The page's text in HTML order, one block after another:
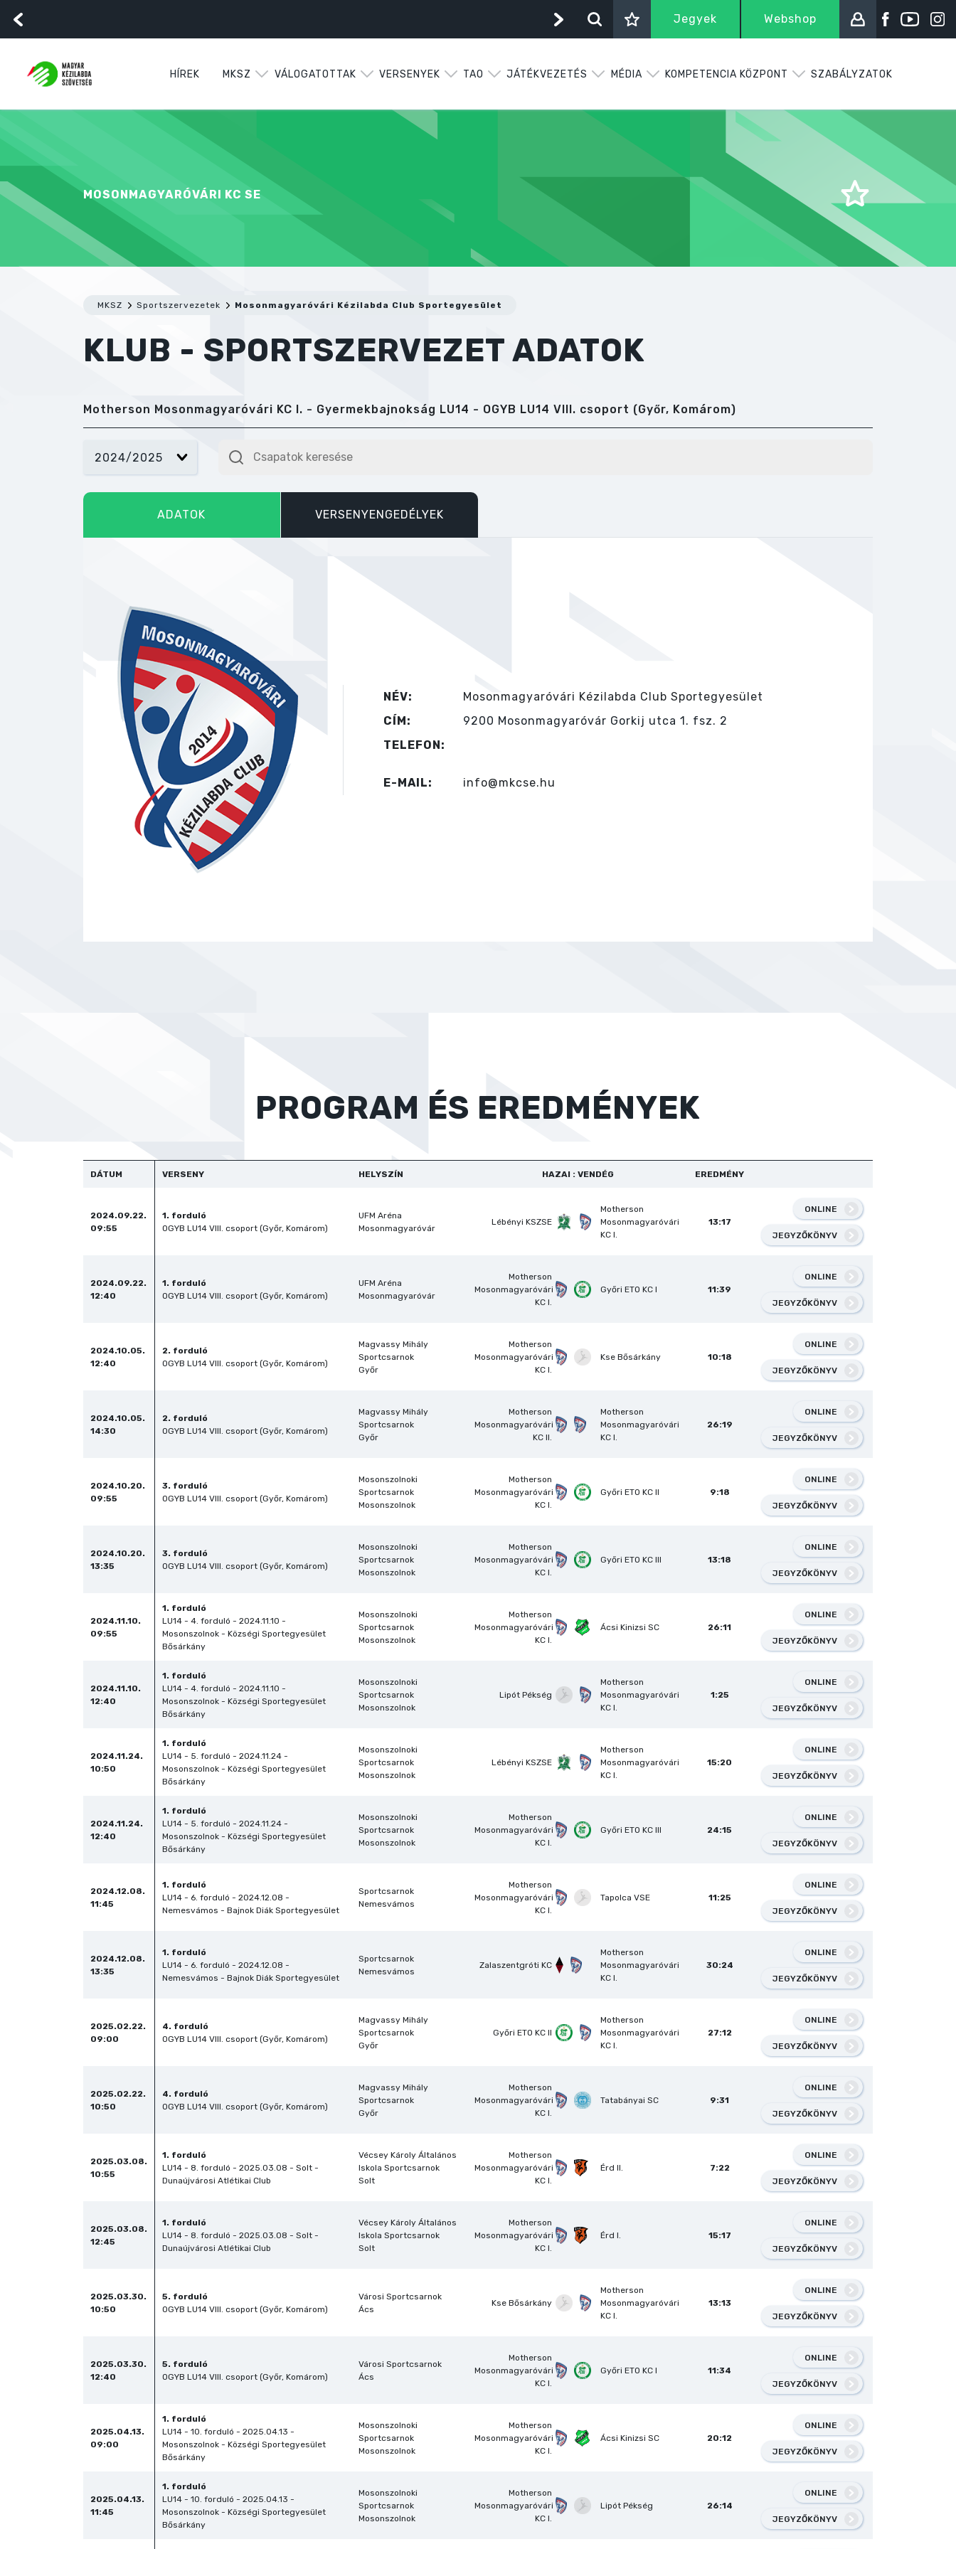
Jegyek Webshop
HÍREK MKSZ VÁLOGATOTTAK VERSENYEK TAO JÁTÉKVEZETÉS MÉDIA KOMPETENCIA KÖZPONT SZABÁLYZATOK
MOSONMAGYARÓVÁRI KC SE
MKSZ Sportszervezetek Mosonmagyaróvári Kézilabda Club Sportegyesület
KLUB - SPORTSZERVEZET ADATOK
Motherson Mosonmagyaróvári KC I. - Gyermekbajnokság LU14 - OGYB LU14 VIII. csoport (Győr, Komárom)
2024/2025
ADATOK VERSENYENGEDÉLYEK
NÉV:
Mosonmagyaróvári Kézilabda Club Sportegyesület
CÍM:
9200 Mosonmagyaróvár Gorkij utca 1. fsz. 2
TELEFON:
E-MAIL: info@mkcse.hu
PROGRAM ÉS EREDMÉNYEK
DÁTUM VERSENY HELYSZÍN HAZAI : VENDÉG EREDMÉNY
2024.09.22.
09:55
1. forduló
OGYB LU14 VIII. csoport (Győr, Komárom)
UFM Aréna
Mosonmagyaróvár
Lébényi KSZSE
Motherson
Mosonmagyaróvári
KC I.
13:17
ONLINE
JEGYZŐKÖNYV
2024.09.22.
12:40
1. forduló
OGYB LU14 VIII. csoport (Győr, Komárom)
UFM Aréna
Mosonmagyaróvár
Motherson
Mosonmagyaróvári
KC I.
Győri ETO KC I 11:39
ONLINE
JEGYZŐKÖNYV
2024.10.05.
12:40
2. forduló
OGYB LU14 VIII. csoport (Győr, Komárom)
Magvassy Mihály
Sportcsarnok
Győr
Motherson
Mosonmagyaróvári
KC I.
Kse Bősárkány 10:18
ONLINE
JEGYZŐKÖNYV
2024.10.05.
14:30
2. forduló
OGYB LU14 VIII. csoport (Győr, Komárom)
Magvassy Mihály
Sportcsarnok
Győr
Motherson
Mosonmagyaróvári
KC II.
Motherson
Mosonmagyaróvári
KC I.
26:19
ONLINE
JEGYZŐKÖNYV
2024.10.20.
09:55
3. forduló
OGYB LU14 VIII. csoport (Győr, Komárom)
Mosonszolnoki
Sportcsarnok
Mosonszolnok
Motherson
Mosonmagyaróvári
KC I.
Győri ETO KC II 9:18
ONLINE
JEGYZŐKÖNYV
2024.10.20.
13:35
3. forduló
OGYB LU14 VIII. csoport (Győr, Komárom)
Mosonszolnoki
Sportcsarnok
Mosonszolnok
Motherson
Mosonmagyaróvári
KC I.
Győri ETO KC III 13:18
ONLINE
JEGYZŐKÖNYV
2024.11.10.
09:55
1. forduló
LU14 - 4. forduló - 2024.11.10 -
Mosonszolnok - Községi Sportegyesület
Bősárkány
Mosonszolnoki
Sportcsarnok
Mosonszolnok
Motherson
Mosonmagyaróvári
KC I.
Ácsi Kinizsi SC 26:11
ONLINE
JEGYZŐKÖNYV
2024.11.10.
12:40
1. forduló
LU14 - 4. forduló - 2024.11.10 -
Mosonszolnok - Községi Sportegyesület
Bősárkány
Mosonszolnoki
Sportcsarnok
Mosonszolnok
Lipót Pékség
Motherson
Mosonmagyaróvári
KC I.
1:25
ONLINE
JEGYZŐKÖNYV
2024.11.24.
10:50
1. forduló
LU14 - 5. forduló - 2024.11.24 -
Mosonszolnok - Községi Sportegyesület
Bősárkány
Mosonszolnoki
Sportcsarnok
Mosonszolnok
Lébényi KSZSE
Motherson
Mosonmagyaróvári
KC I.
15:20
ONLINE
JEGYZŐKÖNYV
2024.11.24.
12:40
1. forduló
LU14 - 5. forduló - 2024.11.24 -
Mosonszolnok - Községi Sportegyesület
Bősárkány
Mosonszolnoki
Sportcsarnok
Mosonszolnok
Motherson
Mosonmagyaróvári
KC I.
Győri ETO KC III 24:15
ONLINE
JEGYZŐKÖNYV
2024.12.08.
11:45
1. forduló
LU14 - 6. forduló - 2024.12.08 -
Nemesvámos - Bajnok Diák Sportegyesület
Sportcsarnok
Nemesvámos
Motherson
Mosonmagyaróvári
KC I.
Tapolca VSE 11:25
ONLINE
JEGYZŐKÖNYV
2024.12.08.
13:35
1. forduló
LU14 - 6. forduló - 2024.12.08 -
Nemesvámos - Bajnok Diák Sportegyesület
Sportcsarnok
Nemesvámos
Zalaszentgróti KC
Motherson
Mosonmagyaróvári
KC I.
30:24
ONLINE
JEGYZŐKÖNYV
2025.02.22.
09:00
4. forduló
OGYB LU14 VIII. csoport (Győr, Komárom)
Magvassy Mihály
Sportcsarnok
Győr
Győri ETO KC II
Motherson
Mosonmagyaróvári
KC I.
27:12
ONLINE
JEGYZŐKÖNYV
2025.02.22.
10:50
4. forduló
OGYB LU14 VIII. csoport (Győr, Komárom)
Magvassy Mihály
Sportcsarnok
Győr
Motherson
Mosonmagyaróvári
KC I.
Tatabányai SC 9:31
ONLINE
JEGYZŐKÖNYV
2025.03.08.
10:55
1. forduló
LU14 - 8. forduló - 2025.03.08 - Solt -
Dunaújvárosi Atlétikai Club
Vécsey Károly Általános
Iskola Sportcsarnok
Solt
Motherson
Mosonmagyaróvári
KC I.
Érd II. 7:22
ONLINE
JEGYZŐKÖNYV
2025.03.08.
12:45
1. forduló
LU14 - 8. forduló - 2025.03.08 - Solt -
Dunaújvárosi Atlétikai Club
Vécsey Károly Általános
Iskola Sportcsarnok
Solt
Motherson
Mosonmagyaróvári
KC I.
Érd I. 15:17
ONLINE
JEGYZŐKÖNYV
2025.03.30.
10:50
5. forduló
OGYB LU14 VIII. csoport (Győr, Komárom)
Városi Sportcsarnok
Ács
Kse Bősárkány
Motherson
Mosonmagyaróvári
KC I.
13:13
ONLINE
JEGYZŐKÖNYV
2025.03.30.
12:40
5. forduló
OGYB LU14 VIII. csoport (Győr, Komárom)
Városi Sportcsarnok
Ács
Motherson
Mosonmagyaróvári
KC I.
Győri ETO KC I 11:34
ONLINE
JEGYZŐKÖNYV
2025.04.13.
09:00
1. forduló
LU14 - 10. forduló - 2025.04.13 -
Mosonszolnok - Községi Sportegyesület
Bősárkány
Mosonszolnoki
Sportcsarnok
Mosonszolnok
Motherson
Mosonmagyaróvári
KC I.
Ácsi Kinizsi SC 20:12
ONLINE
JEGYZŐKÖNYV
2025.04.13.
11:45
1. forduló
LU14 - 10. forduló - 2025.04.13 -
Mosonszolnok - Községi Sportegyesület
Bősárkány
Mosonszolnoki
Sportcsarnok
Mosonszolnok
Motherson
Mosonmagyaróvári
KC I.
Lipót Pékség 26:14
ONLINE
JEGYZŐKÖNYV